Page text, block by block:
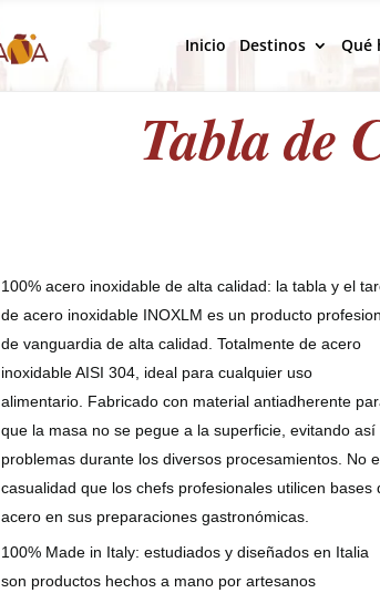
Inicio Destinos Qué
Tabla de
100% acero inoxidable de alta calidad: la tabla y el
de acero inoxidable INOXLM es un producto
de vanguardia de alta calidad. Totalmente de acero
inoxidable AISI 304, ideal para cualquier uso
alimentario. Fabricado con material antiadherente
que la masa no se pegue a la superficie, evitando así
problemas durante los diversos procesamientos. No
casualidad que los chefs profesionales utilicen bases
acero en sus preparaciones gastronómicas.
100% Made in Italy: estudiados y diseñados en Italia
son productos hechos a mano por artesanos